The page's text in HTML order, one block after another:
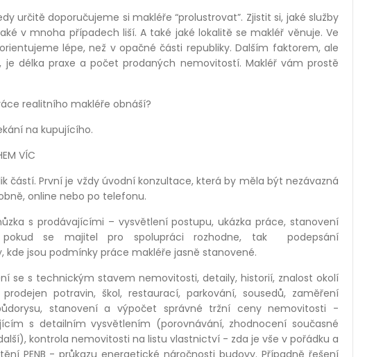
určitě doporučujeme si makléře“prolustrovat”. Zjistit si, jakéslužby
é v mnoha případech liší. A také jaké lokalitě se makléř věnuje. Ve
lépe, než v opačné části republiky. Dalším faktorem, ale
je délka praxe a počet prodaných nemovitostí. Makléř vám prostě
realitního makléře obnáší?
na kupujícího.
VÍC
částí. První je vždy úvodní konzultace, která by měla být nezávazná
online nebo po telefonu.
ůzka s prodávajícími – vysvětlení postupu, ukázka práce, stanovení
pokud se majitel pro spolupráci rozhodne, tak podepsání
kde jsou podmínky práce makléře jasně stanovené.
se s technickým stavem nemovitosti, detaily, historií, znalost okolí
potravin, škol, restaurací, parkování, sousedů, zaměření
stanovení a výpočet správné tržní ceny nemovitosti -
s detailním vysvětlením (porovnávání, zhodnocení současné
kontrola nemovitosti na listu vlastnictví - zda je vše v pořádku a